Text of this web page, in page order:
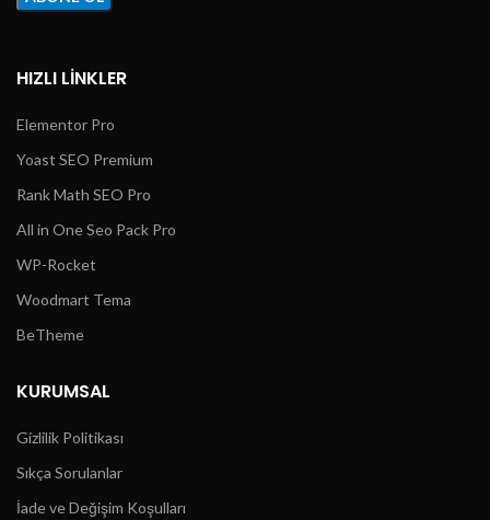
HIZLI LINKLER
Elementor Pro
Yoast SEO Premium
Rank Math SEO Pro
All in One Seo Pack Pro
WP-Rocket
Woodmart Tema
BeTheme
KURUMSAL
Gizlilik Politikası
Sıkça Sorulanlar
İade ve Değişim Koşulları